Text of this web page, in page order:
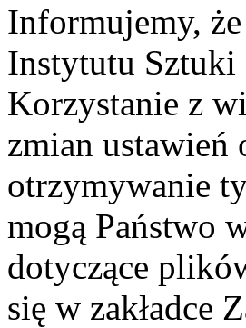
Informujemy,
Instytutu
Korzystanie z
zmian ustawień
otrzymywanie
mogą Państwo
dotyczące
się w zakładce